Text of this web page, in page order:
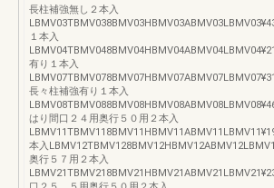
長柱補強無し２本入
１本入
有り１本入
長々柱補強有り１本入
はり間口２４用奥行５０用２本入
本入
奥行５７用２本入